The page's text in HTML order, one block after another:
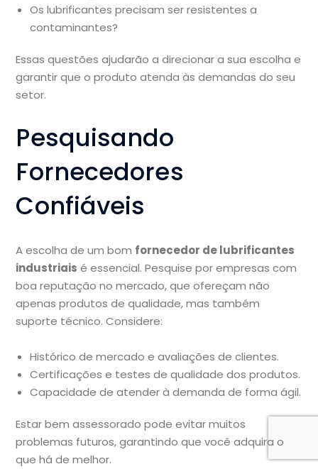
Os lubrificantes precisam ser resistentes a
contaminantes?
Essas questões ajudarão a direcionar a sua escolha e
garantir que o produto atenda às demandas do seu
setor.
Pesquisando
Fornecedores
Confiáveis
A escolha de um bom fornecedor de lubrificantes
industriais é essencial. Pesquise por empresas com
boa reputação no mercado, que ofereçam não
apenas produtos de qualidade, mas também
suporte técnico. Considere:
Histórico de mercado e avaliações de clientes.
Certificações e testes de qualidade dos produtos.
Capacidade de atender à demanda de forma ágil.
Estar bem assessorado pode evitar muitos
problemas futuros, garantindo que você adquira o
que há de melhor.